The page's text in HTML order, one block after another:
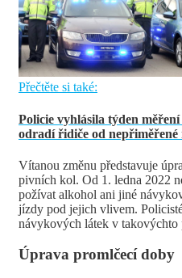
Přečtěte si také:
Policie vyhlásila týden
odradí řidiče od nepřiměřené
Vítanou změnu představuje
pivních kol. Od 1. ledna 2022
požívat alkohol ani jiné
jízdy pod jejich vlivem.
návykových látek v takovýchto
Úprava promlčecí doby